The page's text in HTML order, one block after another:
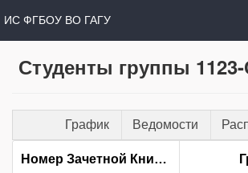
ИС ФГБОУ ВО ГАГУ
Студенты группы
График Ведомости
Номер Зачетной Книжки